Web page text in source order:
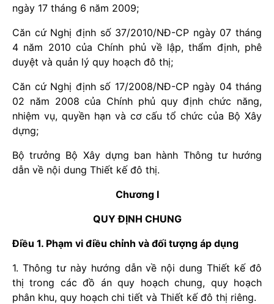
ngày 17 tháng 6 năm 2009;
Căn cứ Nghị định số 37/2010/NĐ-CP ngày 07 tháng
4 năm 2010 của Chính phủ về lập, thẩm định, phê
duyệt và quản lý quy hoạch đô thị;
Căn cứ Nghị định số 17/2008/NĐ-CP ngày 04 tháng
02 năm 2008 của Chính phủ quy định chức năng,
nhiệm vụ, quyền hạn và cơ cấu tổ chức của Bộ Xây
dựng;
Bộ trưởng Bộ Xây dựng ban hành Thông tư hướng
dẫn về nội dung Thiết kế đô thị.
Chương I
QUY ĐỊNH CHUNG
Điều 1. Phạm vi điều chỉnh và đối tượng áp dụng
1. Thông tư này hướng dẫn về nội dung Thiết kế đô
thị trong các đồ án quy hoạch chung, quy hoạch
phân khu, quy hoạch chi tiết và Thiết kế đô thị riêng.